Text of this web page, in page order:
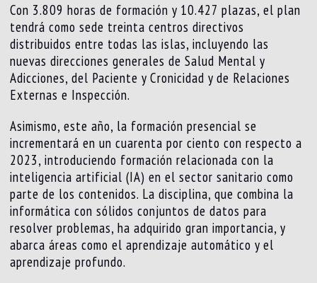
Con 3.809 horas de formación y 10.427 plazas, el plan
tendrá como sede treinta centros directivos
distribuidos entre todas las islas, incluyendo las
nuevas direcciones generales de Salud Mental y
Adicciones, del Paciente y Cronicidad y de Relaciones
Externas e Inspección.
Asimismo, este año, la formación presencial se
incrementará en un cuarenta por ciento con respecto a
2023, introduciendo formación relacionada con la
inteligencia artificial (IA) en el sector sanitario como
parte de los contenidos. La disciplina, que combina la
informática con sólidos conjuntos de datos para
resolver problemas, ha adquirido gran importancia, y
abarca áreas como el aprendizaje automático y el
aprendizaje profundo.